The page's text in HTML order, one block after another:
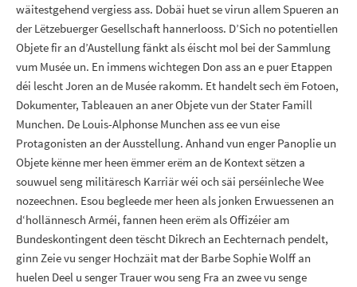
wäitestgehend vergiess ass. Dobäi huet se virun allem Spueren an
der Lëtzebuerger Gesellschaft hannerlooss. D’Sich no potentiellen
Objete fir an d’Austellung fänkt als éischt mol bei der Sammlung
vum Musée un. En immens wichtegen Don ass an e puer Etappen
déi lescht Joren an de Musée rakomm. Et handelt sech ëm Fotoen,
Dokumenter, Tableauen an aner Objete vun der Stater Famill
Munchen. De Louis-Alphonse Munchen ass ee vun eise
Protagonisten an der Ausstellung. Anhand vun enger Panoplie un
Objete kënne mer heen ëmmer erëm an de Kontext sëtzen a
souwuel seng militäresch Karriär wéi och säi perséinleche Wee
nozeechnen. Esou begleede mer heen als jonken Erwuessenen an
d‘hollännesch Arméi, fannen heen erëm als Offizéier am
Bundeskontingent deen tëscht Dikrech an Eechternach pendelt,
ginn Zeie vu senger Hochzäit mat der Barbe Sophie Wolff an
huelen Deel u senger Trauer wou seng Fra an zwee vu senge